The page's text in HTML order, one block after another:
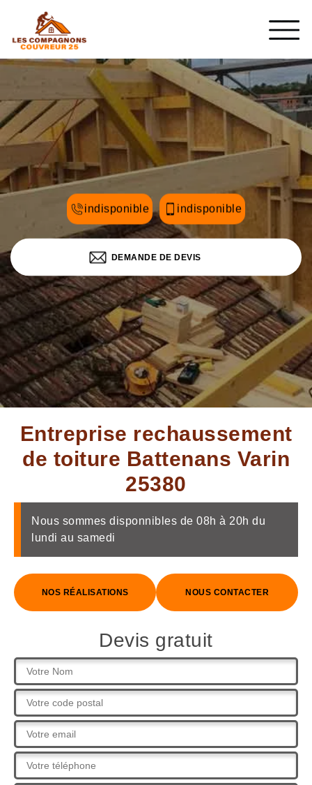
indisponible indisponible
DEMANDE DE DEVIS
Entreprise rechaussement
de toiture Battenans Varin
25380
Nous sommes disponnibles de 08h à 20h du
lundi au samedi
NOS RÉALISATIONS NOUS CONTACTER
Devis gratuit